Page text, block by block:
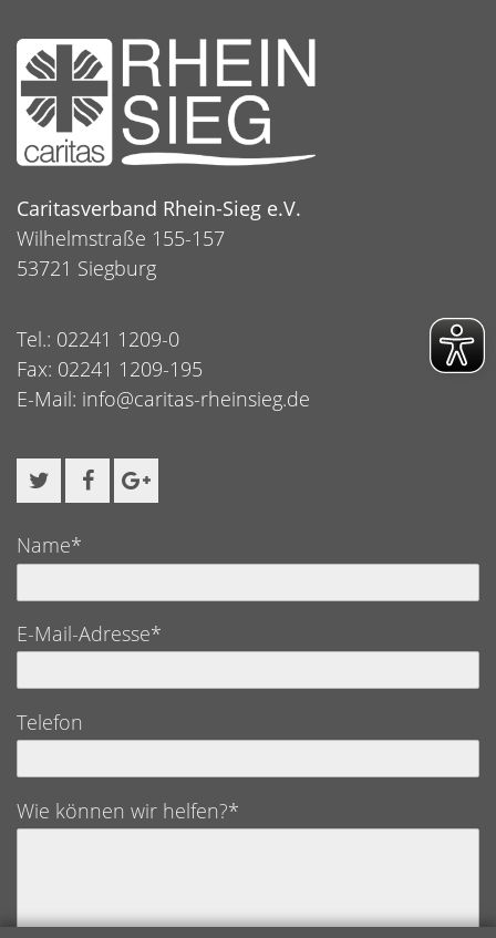
Caritasverband Rhein-Sieg e.V.
Wilhelmstraße 155-157
53721 Siegburg
Tel.: 02241 1209-0
Fax: 02241 1209-195
E-Mail: info@caritas-rheinsieg.de
Name*
E-Mail-Adresse*
Telefon
Wie können wir helfen?*